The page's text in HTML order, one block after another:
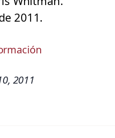
2011.
2011